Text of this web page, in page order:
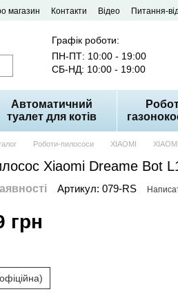
магазин Контакти Відео
Питання-
Графік роботи:
ПН-ПТ: 10:00 - 19:00
СБ-НД: 10:00 - 19:00
Автоматичний
туалет для котів
Роботи-пилососи XIAOMI
Xiaomi Dreame Bot
Артикул: 079-RS
грн